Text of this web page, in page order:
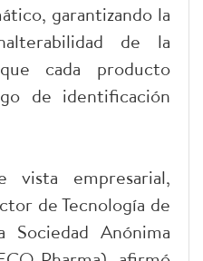
garantizando la
de la
cada producto
de identificación
empresarial,
de Tecnología de
Anónima